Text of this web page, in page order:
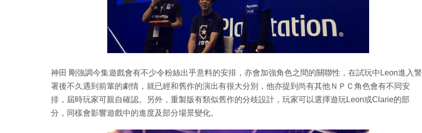
神田 剛強調今集遊戲會有不少令粉絲出乎意料的安排，亦會加強角色之間的關聯性，在試玩中Leon進入警
署後不久遇到前輩的劇情，就已經和舊作的演出有很大分別，他亦提到尚有其他ＮＰＣ角色會有不同安
排，屆時玩家可親自確認。另外，重製版有類似舊作的分歧設計，玩家可以選擇遊玩Leon或Clarie的部
分，同樣會影響遊戲中的進度及部分場景變化。